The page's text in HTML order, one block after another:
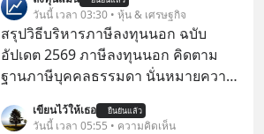
ล้นตลาด #เศรษฐกิจไทย #EICAround
#SCBThailand สามารถดูคลิปที่
youtube ประกอบได้ที่ link :
https://youtube.com/shorts/-
xU9gYcfVJk?feature=share
วันนี้ เวลา 03:30 • หุ้น & เศรษฐกิจ
สรุปวิธีบริหารภาษีลงทุนนอก ฉบับ
อัปเดต 2569 ภาษีลงทุนนอก คิดตาม
ฐานภาษีบุคคลธรรมดา นั่นหมายความ
เขียนไว้ให้เธอ ยืนยันแล้ว
วันนี้ เวลา 05:55 • ความคิดเห็น